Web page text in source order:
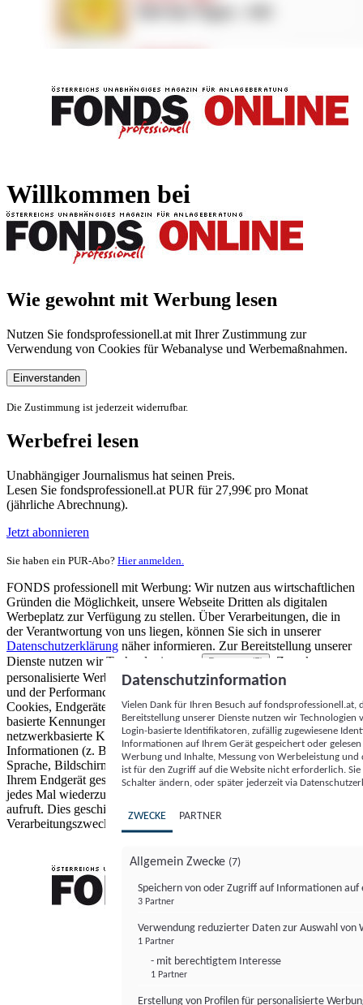
Willkommen bei
Wie gewohnt mit Werbung lesen
Nutzen Sie fondsprofessionell.at mit Ihrer Zustimmung zur
Verwendung von Cookies für Webanalyse und Werbemaßnahmen.
Einverstanden
Die Zustimmung ist jederzeit widerrufbar.
Werbefrei lesen
Unabhängiger Journalismus hat seinen Preis.
Lesen Sie fondsprofessionell.at PUR für 27,99€ pro Monat
(jährliche Abrechnung).
Jetzt abonnieren
Sie haben ein PUR-Abo? Hier anmelden.
FONDS professionell mit Werbung: Wir nutzen aus wirtschaftlichen
Gründen die Möglichkeit, unsere Webseite Dritten als digitalen
Werbeplatz zur Verfügung zu stellen. Über Verarbeitungen, die in
der Verantwortung von uns liegen, können Sie sich in unserer
Datenschutzerklärung näher informieren. Zur Bereitstellung unserer
Dienste nutzen wir Technologien von
Partnern (5)
. Zwecke:
personalisierte Werbung und Inhalte, Messung von Werbeleistung
und der Performance von Inhalten sowie Zielgruppenforschung.
Cookies, Endgeräte- oder ähnliche Online-Kennungen (z. B. login-
basierte Kennungen, zufällig generierte Kennungen,
netzwerkbasierte Kennungen) können zusammen mit anderen
Informationen (z. B. Browsertyp und Browserinformationen,
Sprache, Bildschirmgröße, unterstützte Technologien usw.) auf
Ihrem Endgerät gespeichert oder von dort ausgelesen werden, um es
jedes Mal wiederzuerkennen, wenn es eine App oder einer Webseite
aufruft. Dies geschieht für einen oder mehrere der hier aufgeführten
Verarbeitungszwecke.
Datenschutzinformation
Vielen Dank für Ihren Besuch auf
Bereitstellung unserer Dienste nutzen wir Technologien
Login-basierte Identifikatoren, zufällig zugewiesene
Informationen auf Ihrem Gerät gespeichert oder
Werbung und Inhalte, Messung von Werbeleistung
ist für den Zugriff auf die Website nicht erforderlich.
Schalter ändern, oder später jederzeit via
ZWECKE PARTNER
Allgemein Zwecke (7)
Speichern von oder Zugriff auf Informationen auf
3 Partner
Verwendung reduzierter Daten zur Auswahl von
1 Partner
- mit berechtigtem Interesse
1 Partner
Erstellung von Profilen für personalisierte
FONDS professionell